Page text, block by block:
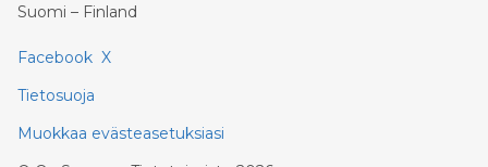
Suomi – Finland
Facebook X
Tietosuoja
Muokkaa evästeasetuksiasi